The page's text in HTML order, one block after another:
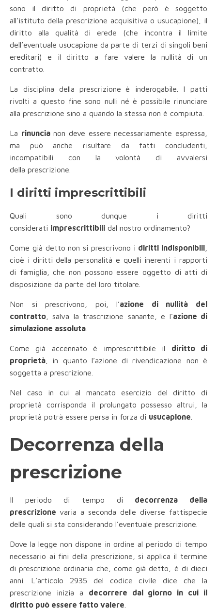
sono il diritto di proprietà (che però è soggetto
all’istituto della prescrizione acquisitiva o usucapione), il
diritto alla qualità di erede (che incontra il limite
dell’eventuale usucapione da parte di terzi di singoli beni
ereditari) e il diritto a fare valere la nullità
di un
contratto.
La disciplina della prescrizione
è inderogabile. I patti
rivolti a questo fine sono nulli né è possibile rinunciare
alla prescrizione sino a quando la stessa non è compiuta.
La rinuncianon deve essere necessariamente espressa,
ma può anche risultare da fatti concludenti,
incompatibili con la volontà di avvalersi
della prescrizione.
I diritti imprescrittibili
Quali sono dunque i diritti
considerati imprescrittibili dal nostro ordinamento?
Come già detto non si prescrivono i diritti indisponibili
cioè i diritti della personalità e quelli inerenti i rapporti
di famiglia, che non possono essere oggetto di atti di
disposizione da parte del loro titolare.
Non si prescrivono, poi, l’azione di nullità del
contratto , salva la trascrizione sanante, e l’azione di
simulazione assoluta
Come già accennato è imprescrittibile il diritto di
proprietà , in quanto l’azione di rivendicazione non è
soggetta a prescrizione.
Nel caso in cui al mancato esercizio del diritto di
proprietà corrisponda il prolungato possesso altrui, la
proprietà potrà essere persa in forza di usucapione
Decorrenza della
prescrizione
Il periodo di tempo di decorrenza della
prescrizione varia a seconda delle diverse fattispecie
delle quali si sta considerando l’eventuale prescrizione.
Dove la legge non dispone in ordine al periodo di tempo
necessario ai fini della prescrizione, si applica il termine
di prescrizione ordinaria che, come già detto, è di dieci
anni. L’articolo 2935 del codice civile dice che la
prescrizione inizia a decorrere dal giorno in cui il
diritto può essere fatto valere